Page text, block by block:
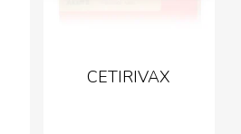
CETIRIVAX